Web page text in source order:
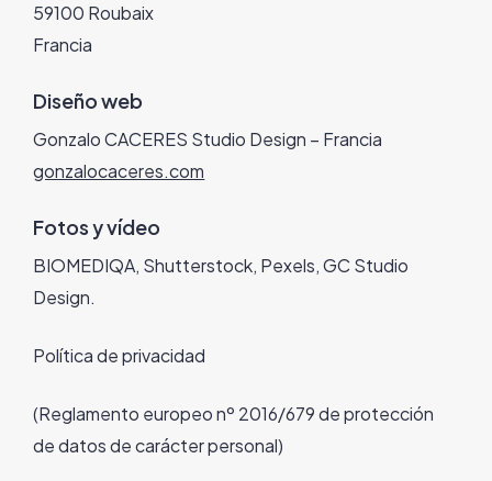
59100 Roubaix
Francia
Diseño web
Gonzalo CACERES Studio Design – Francia
gonzalocaceres.com
Fotos y vídeo
BIOMEDIQA, Shutterstock, Pexels, GC Studio
Design.
Política de privacidad
(Reglamento europeo nº 2016/679 de protección
de datos de carácter personal)